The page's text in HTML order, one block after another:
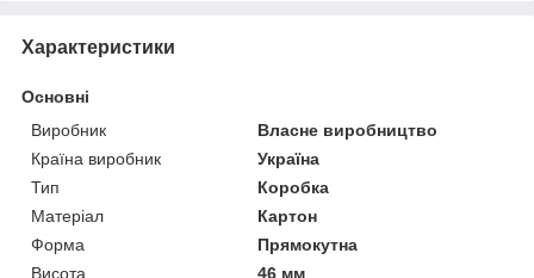
Характеристики
Основні
Виробник
Власне виробництво
Країна виробник
Україна
Тип
Коробка
Матеріал
Картон
Форма
Прямокутна
Висота
46 мм